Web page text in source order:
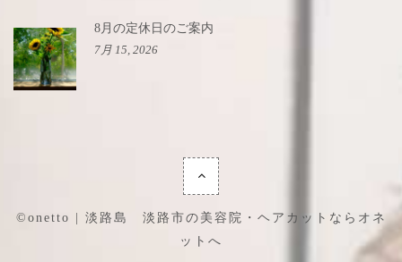
8月の定休日のご案内
7月 15, 2026
©onetto | 淡路島 淡路市の美容院・ヘアカットならオネ
ットへ